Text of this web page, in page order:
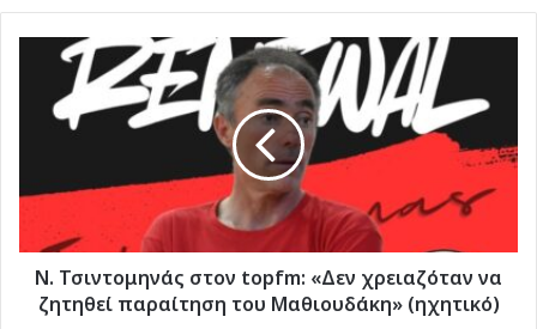
Τσιντομηνάς
topfm:
να
παραίτηση
του
Μαθιουδάκη»
Ν. Τσιντομηνάς στον topfm: «Δεν χρειαζόταν να
ζητηθεί παραίτηση του Μαθιουδάκη» (ηχητικό)